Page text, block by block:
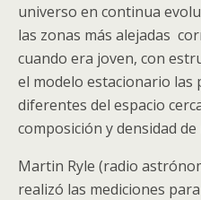
universo en continua
las zonas más alejadas
cuando era joven, con
el modelo estacionario las
diferentes del espacio
composición y densidad de
Martin Ryle (radio
realizó las mediciones